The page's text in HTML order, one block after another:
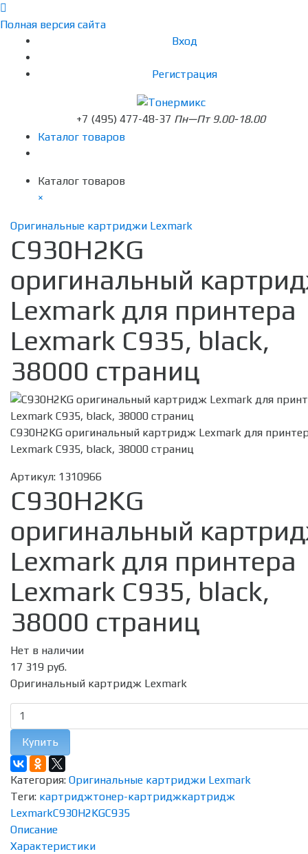
Полная версия сайта
Вход
Регистрация
+7 (495) 477-48-37 Пн—Пт 9.00-18.00
Каталог товаров
Каталог товаров
×
Оригинальные картриджи Lexmark
C930H2KG
оригинальный
Lexmark для принтера
Lexmark C935, black,
38000 страниц
C930H2KG оригинальный картридж Lexmark для
Lexmark C935, black, 38000 страниц
Артикул: 1310966
C930H2KG
оригинальный
Lexmark для принтера
Lexmark C935, black,
38000 страниц
Нет в наличии
17 319 руб.
Оригинальный картридж Lexmark
Купить
Категория: Оригинальные картриджи Lexmark
Теги: картриджтонер-картриджкартридж
LexmarkC930H2KGC935
Описание
Характеристики